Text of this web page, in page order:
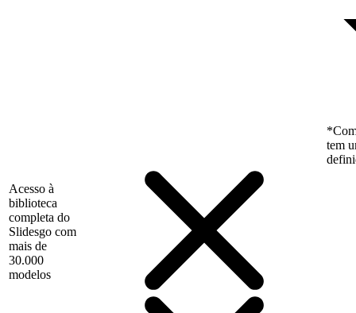
tem
Acesso à
biblioteca
completa do
Slidesgo com
mais de
30.000
modelos